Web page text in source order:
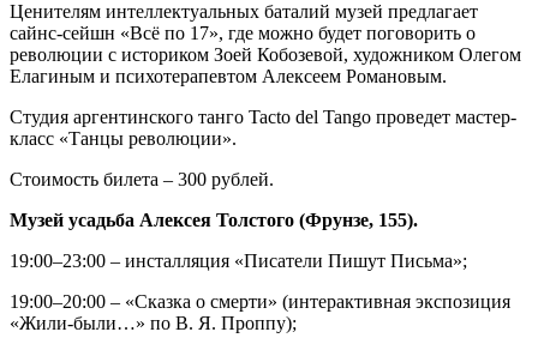
Ценителям интеллектуальных баталий музей предлагает
сайнс-сейшн «Всё по 17», где можно будет поговорить о
революции с историком Зоей Кобозевой, художником Олегом
Елагиным и психотерапевтом Алексеем Романовым.
Студия аргентинского танго Tacto del Tango проведет мастер-
класс «Танцы революции».
Стоимость билета – 300 рублей.
Музей усадьба Алексея Толстого (Фрунзе, 155).
19:00–23:00 – инсталляция «Писатели Пишут Письма»;
19:00–20:00 – «Сказка о смерти» (интерактивная экспозиция
«Жили-были…» по В. Я. Проппу);